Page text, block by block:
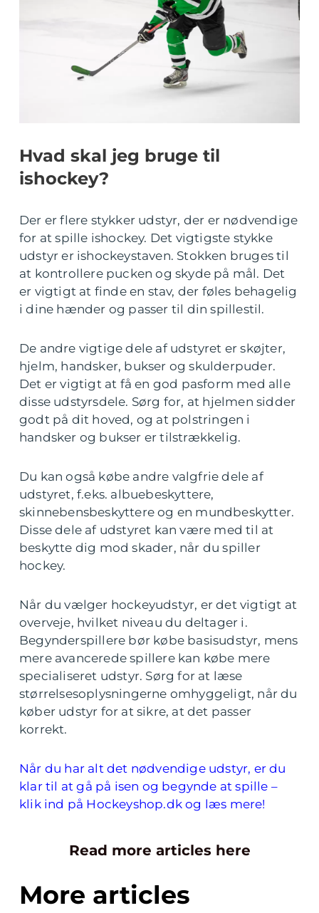
Hvad skal jeg bruge til
ishockey?
Der er flere stykker udstyr, der er nødvendige
for at spille ishockey. Det vigtigste stykke
udstyr er ishockeystaven. Stokken bruges til
at kontrollere pucken og skyde på mål. Det
er vigtigt at finde en stav, der føles behagelig
i dine hænder og passer til din spillestil.
De andre vigtige dele af udstyret er skøjter,
hjelm, handsker, bukser og skulderpuder.
Det er vigtigt at få en god pasform med alle
disse udstyrsdele. Sørg for, at hjelmen sidder
godt på dit hoved, og at polstringen i
handsker og bukser er tilstrækkelig.
Du kan også købe andre valgfrie dele af
udstyret, f.eks. albuebeskyttere,
skinnebensbeskyttere og en mundbeskytter.
Disse dele af udstyret kan være med til at
beskytte dig mod skader, når du spiller
hockey.
Når du vælger hockeyudstyr, er det vigtigt at
overveje, hvilket niveau du deltager i.
Begynderspillere bør købe basisudstyr, mens
mere avancerede spillere kan købe mere
specialiseret udstyr. Sørg for at læse
størrelsesoplysningerne omhyggeligt, når du
køber udstyr for at sikre, at det passer
korrekt.
Når du har alt det nødvendige udstyr, er du
klar til at gå på isen og begynde at spille –
klik ind på Hockeyshop.dk og læs mere!
Read more articles here
More articles